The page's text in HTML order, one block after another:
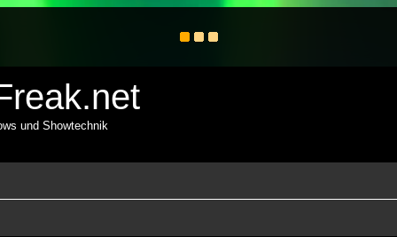
und Showtechnik